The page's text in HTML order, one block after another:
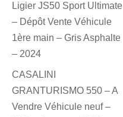
Ligier JS50 Sport Ultimate
– Dépôt Vente Véhicule
1ère main – Gris Asphalte
– 2024
CASALINI
GRANTURISMO 550 – A
Vendre Véhicule neuf –